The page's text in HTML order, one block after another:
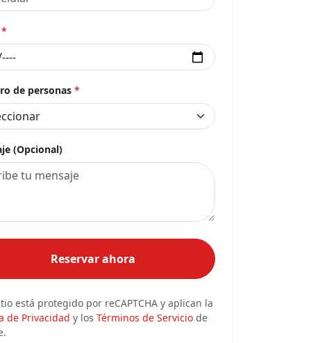
*
de personas *
(Opcional)
Reservar ahora
está protegido por reCAPTCHA y aplican la
de Privacidad y los Términos de Servicio de